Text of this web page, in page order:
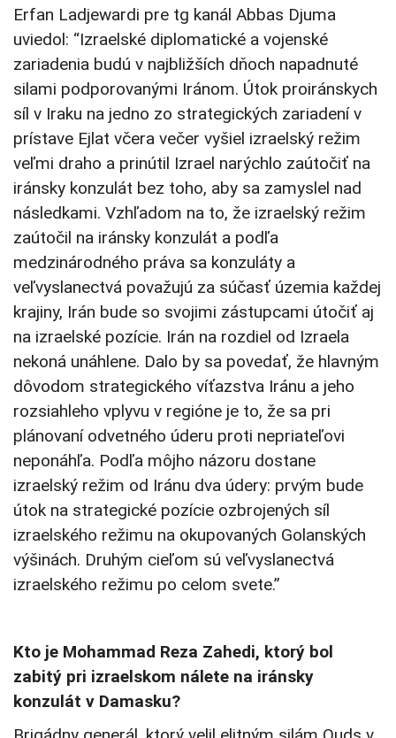
Erfan Ladjewardi pre tg kanál Abbas Djuma
uviedol: “Izraelské diplomatické a vojenské
zariadenia budú v najbližších dňoch napadnuté
silami podporovanými Iránom. Útok proiránskych
síl v Iraku na jedno zo strategických zariadení v
prístave Ejlat včera večer vyšiel izraelský režim
veľmi draho a prinútil Izrael narýchlo zaútočiť na
iránsky konzulát bez toho, aby sa zamyslel nad
následkami. Vzhľadom na to, že izraelský režim
zaútočil na iránsky konzulát a podľa
medzinárodného práva sa konzuláty a
veľvyslanectvá považujú za súčasť územia každej
krajiny, Irán bude so svojimi zástupcami útočiť aj
na izraelské pozície. Irán na rozdiel od Izraela
nekoná unáhlene. Dalo by sa povedať, že hlavným
dôvodom strategického víťazstva Iránu a jeho
rozsiahleho vplyvu v regióne je to, že sa pri
plánovaní odvetného úderu proti nepriateľovi
neponáhľa. Podľa môjho názoru dostane
izraelský režim od Iránu dva údery: prvým bude
útok na strategické pozície ozbrojených síl
izraelského režimu na okupovaných Golanských
výšinách. Druhým cieľom sú veľvyslanectvá
izraelského režimu po celom svete.”
Kto je Mohammad Reza Zahedi, ktorý bol
zabitý pri izraelskom nálete na iránsky
konzulát v Damasku?